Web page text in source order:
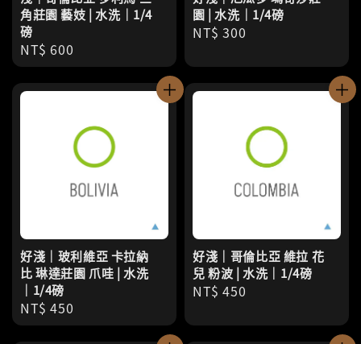
角莊園 藝妓 | 水洗｜1/4
磅
Regular
price
NT$ 600
園 | 水洗｜1/4磅
Regular
NT$ 300
好淺｜玻利維亞 卡拉納
比 琳達莊園 爪哇 | 水洗
｜1/4磅
Regular
price
NT$ 450
好淺｜哥倫比亞 維拉 花
兒 粉波 | 水洗｜1/4磅
Regular
NT$ 450